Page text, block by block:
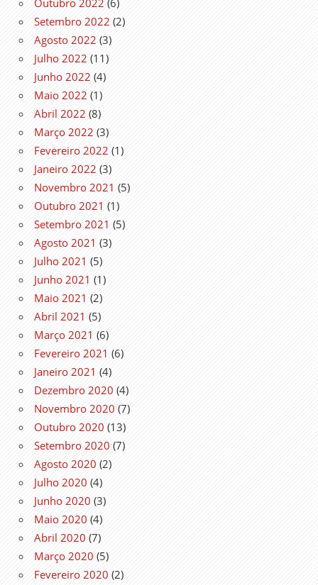
Outubro 2022 (6)
Setembro 2022 (2)
Agosto 2022 (3)
Julho 2022 (11)
Junho 2022 (4)
Maio 2022 (1)
Abril 2022 (8)
Março 2022 (3)
Fevereiro 2022 (1)
Janeiro 2022 (3)
Novembro 2021 (5)
Outubro 2021 (1)
Setembro 2021 (5)
Agosto 2021 (3)
Julho 2021 (5)
Junho 2021 (1)
Maio 2021 (2)
Abril 2021 (5)
Março 2021 (6)
Fevereiro 2021 (6)
Janeiro 2021 (4)
Dezembro 2020 (4)
Novembro 2020 (7)
Outubro 2020 (13)
Setembro 2020 (7)
Agosto 2020 (2)
Julho 2020 (4)
Junho 2020 (3)
Maio 2020 (4)
Abril 2020 (7)
Março 2020 (5)
Fevereiro 2020 (2)